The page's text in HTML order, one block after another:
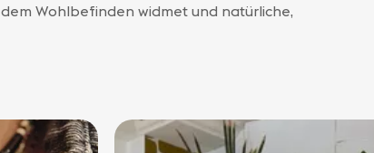
Wohlbefinden widmet und natürliche,